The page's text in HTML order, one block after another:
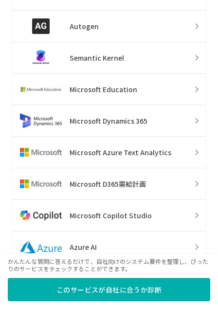
Autogen
Semantic Kernel
Microsoft Education
Microsoft Dynamics 365
Microsoft Azure Text Analytics
Microsoft D365需給計画
Microsoft Copilot Studio
Azure AI
Microsoft Azure IoT
かんたんな質問に答えるだけで、自社向けのシステム要件を整理し、ぴった
りのサービスをチェックすることができます。
このサービスが自社に合うか診断